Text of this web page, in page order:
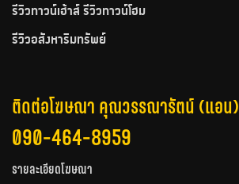
รีวิวทาวน์เฮ้าส์ รีวิวทาวน์โฮม
รีวิวอสังหาริมทรัพย์
ติดต่อโฆษณา คุณวรรณารัตน์ (แอน)
090-464-8959
รายละเอียดโฆษณา